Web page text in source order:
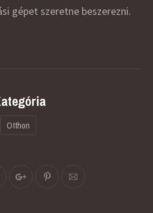
gépet szeretne beszerezni.
Otthon